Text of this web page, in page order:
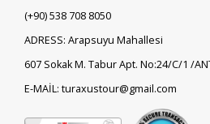
(+90)538 708 8050
ADRESS: Arapsuyu Mahallesi
607 Sokak M. Tabur Apt. No:24/C/1 /
E-MAİL: turaxustour@gmail.com